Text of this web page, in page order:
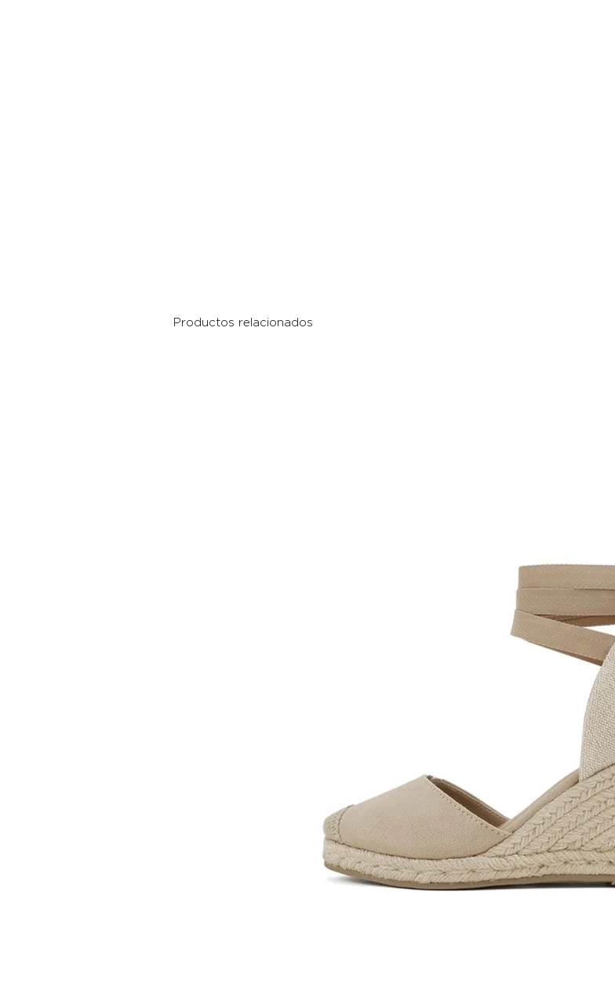
Productos relacionados